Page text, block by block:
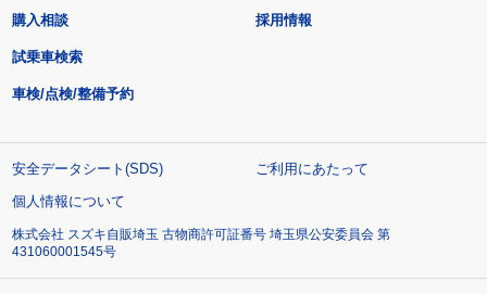
購入相談
試乗車検索
車検/点検/整備予約
採用情報
安全データシート(SDS)
ご利用にあたって
個人情報について
株式会社 スズキ自販埼玉 古物商許可証番号 埼玉県公安委員会 第
431060001545号